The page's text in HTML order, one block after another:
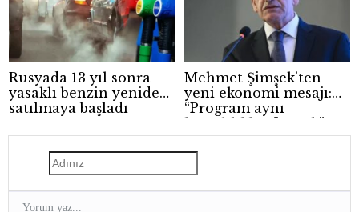
Rusyada 13 yıl sonra
yasaklı benzin yeniden
satılmaya başladı
Mehmet Şimşek’ten
yeni ekonomi mesajı:
“Program aynı
kararlılıkla sürecek”